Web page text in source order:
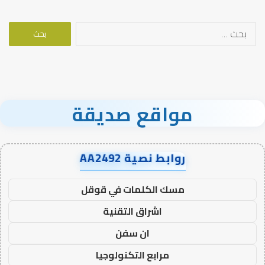
البحث
مواقع صديقة
روابط نصية AA2492
مسك الكلمات في قوقل
اشراق التقنية
ان سفن
مرابع التكنولوجيا